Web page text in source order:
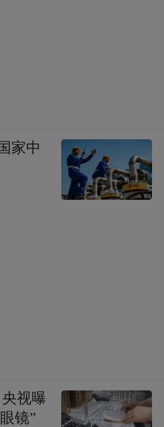
家中
视曝
镜”